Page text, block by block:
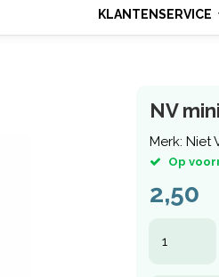
KLANTENSERVICE
NV
Merk: Niet
Op
2,50